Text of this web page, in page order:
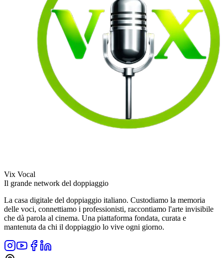
Vix Vocal
Il grande network del doppiaggio
La casa digitale del doppiaggio italiano. Custodiamo la memoria
delle voci, connettiamo i professionisti, raccontiamo l'arte invisibile
che dà parola al cinema. Una piattaforma fondata, curata e
mantenuta da chi il doppiaggio lo vive ogni giorno.